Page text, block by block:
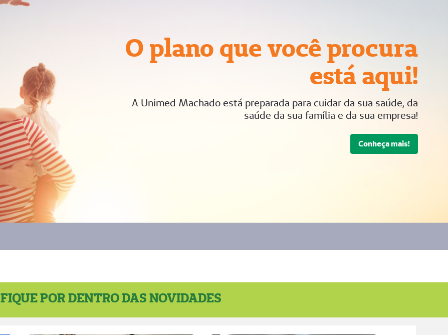
O plano que você procura
está aqui!
A Unimed Machado está preparada para cuidar da sua saúde, da
saúde da sua família e da sua empresa!
Conheça mais!
FIQUE POR DENTRO DAS NOVIDADES